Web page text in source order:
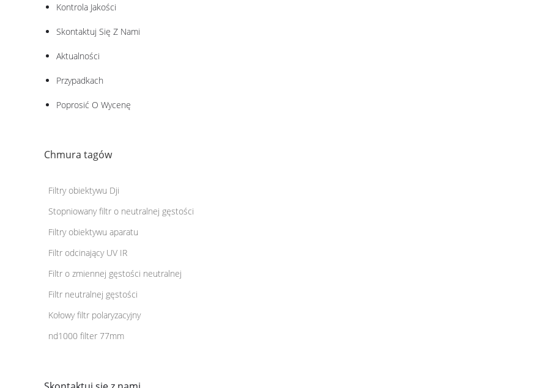
Kontrola Jakości
Skontaktuj Się Z Nami
Aktualności
Przypadkach
Poprosić O Wycenę
Chmura tagów
Filtry obiektywu Dji
Stopniowany filtr o neutralnej gęstości
Filtry obiektywu aparatu
Filtr odcinający UV IR
Filtr o zmiennej gęstości neutralnej
Filtr neutralnej gęstości
Kołowy filtr polaryzacyjny
nd1000 filter 77mm